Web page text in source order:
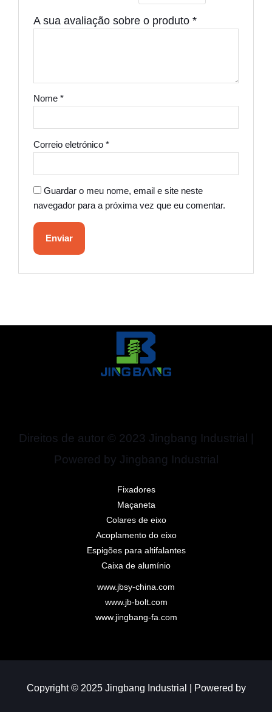
A sua avaliação sobre o produto*
Nome*
Correio eletrónico*
Guardar o meu nome, email e site neste
navegador para a próxima vez que eu comentar.
Direitos de autor © 2023 Jingbang Industrial |
Powered by Jingbang Industrial
Fixadores
Maçaneta
Colares de eixo
Acoplamento do eixo
Espigões para altifalantes
Caixa de alumínio
www.jbsy-china.com
www.jb-bolt.com
www.jingbang-fa.com
Copyright © 2025 Jingbang Industrial | Powered by